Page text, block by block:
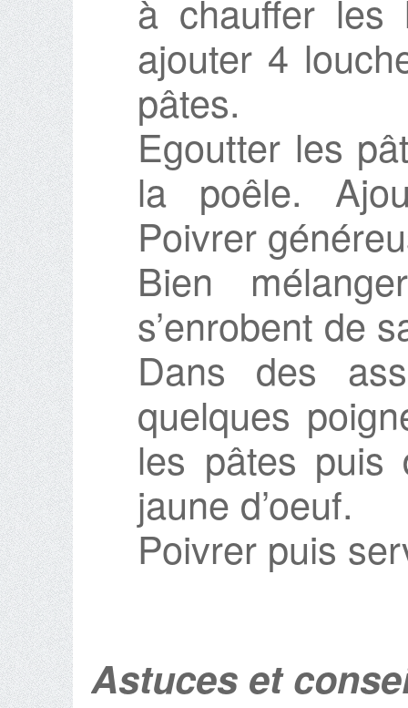
à chauffer les
ajouter 4
pâtes.
Egoutter les
la poêle.
Poivrer
Bien
s’enrobent de
Dans des
quelques
les pâtes puis
jaune d’oeuf.
Poivrer puis
Astuces et